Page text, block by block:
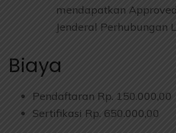
mendapatkan
Jenderal Perhubungan
Biaya
Pendaftaran Rp. 150.000,00
Sertifikasi Rp. 650.000,00